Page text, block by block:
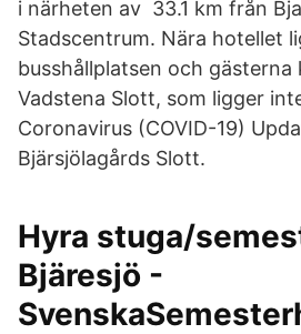
i närheten av 33.1 km från
Stadscentrum. Nära hotellet
busshållplatsen och gästerna
Vadstena Slott, som ligger
Coronavirus (COVID-19)
Bjärsjölagårds Slott.
Hyra stuga/
Bjäresjö -